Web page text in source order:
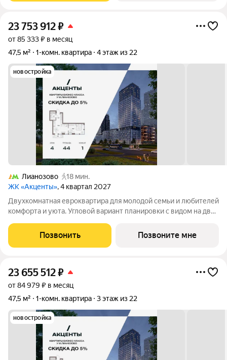
23 753 912₽
от 85 333 ₽ в месяц
47,5 м²
1-комн. квартира 4 этаж из 22
новостройка
Лианозово
18 мин.
ЖК «Акценты», 4 квартал 2027
Двухкомнатная евроквартира для молодой семьи и любителей
комфорта и уюта. Угловой вариант планировки с видом на две
приёма гостей. Дополнительные окна наполнят комнаты
светом и теплом.
Позвонить Позвоните мне
23 655 512₽
от 84 979 ₽ в месяц
47,5 м²
1-комн. квартира 3 этаж из 22
новостройка